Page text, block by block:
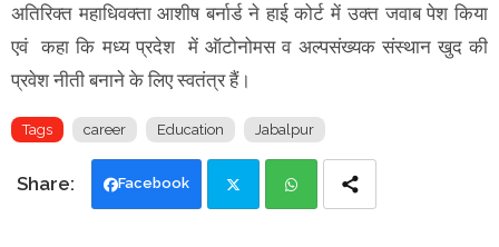
अतिरिक्त महाधिवक्ता आशीष बर्नार्ड ने हाई कोर्ट में उक्त जवाब पेश किया
एवं कहा कि मध्य प्रदेश में ऑटोनोमस व अल्पसंख्यक संस्थान खुद की
प्रवेश नीती बनाने के लिए स्वतंत्र हैं।
Tags career Education Jabalpur
Facebook